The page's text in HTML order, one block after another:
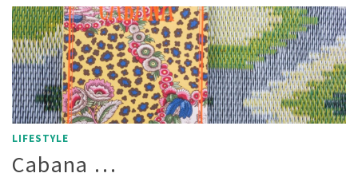
LIFESTYLE
Cabana …